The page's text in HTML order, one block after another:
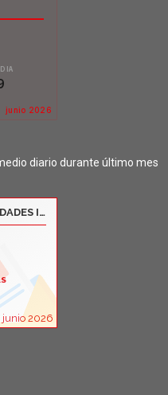
diario durante último mes